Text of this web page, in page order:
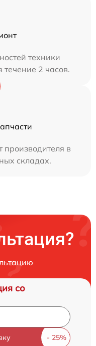
техники
2 часов.
производителя в
складах.
со